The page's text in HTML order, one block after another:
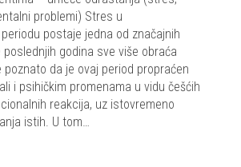
problemi) Stres u
postaje jedna od značajnih
godina sve više obraća
poznato da je ovaj period propraćen
i psihičkim promenama u vidu češćih
reakcija, uz istovremeno
istih. U tom…